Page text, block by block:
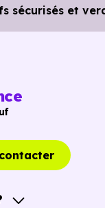
sécurisés et